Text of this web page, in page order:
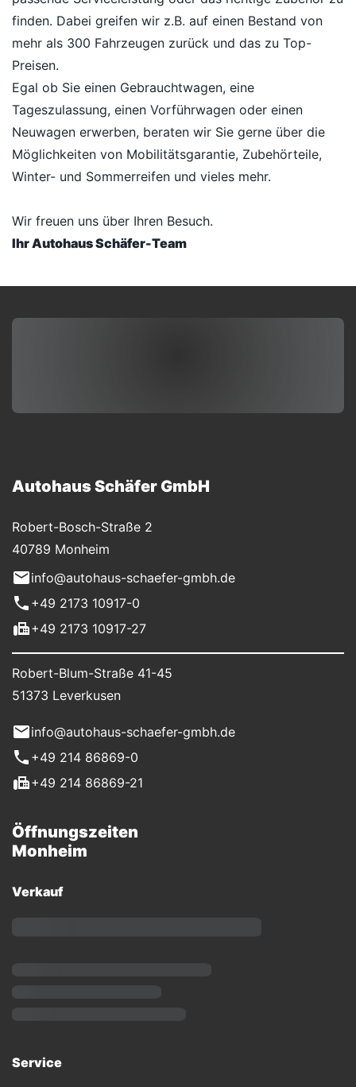
finden. Dabei greifen wir z.B. auf einen Bestand von
mehr als 300 Fahrzeugen zurück und das zu Top-
Preisen.
Egal ob Sie einen Gebrauchtwagen, eine
Tageszulassung, einen Vorführwagen oder einen
Neuwagen erwerben, beraten wir Sie gerne über die
Möglichkeiten von Mobilitätsgarantie, Zubehörteile,
Winter- und Sommerreifen und vieles mehr.
Wir freuen uns über Ihren Besuch.
Ihr Autohaus Schäfer-Team
Autohaus Schäfer GmbH
Robert-Bosch-Straße 2
40789 Monheim
info@autohaus-schaefer-gmbh.de
+49 2173 10917-0
+49 2173 10917-27
Robert-Blum-Straße 41-45
51373 Leverkusen
info@autohaus-schaefer-gmbh.de
+49 214 86869-0
+49 214 86869-21
Öffnungszeiten
Monheim
Verkauf
Service